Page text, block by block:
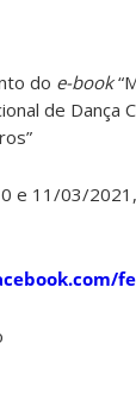
do e-book
de Dança
e 11/03/